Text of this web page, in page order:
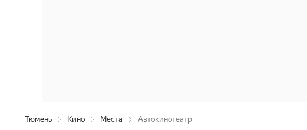
Тюмень Кино Места Автокинотеатр